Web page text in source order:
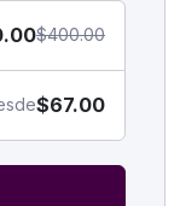
$400.00
$67.00